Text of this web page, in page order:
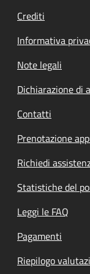
Crediti
Informativa
Note legali
Dichiarazione di
Contatti
Prenotazione
Richiedi
Statistiche del
Leggi le FAQ
Pagamenti
Riepilogo